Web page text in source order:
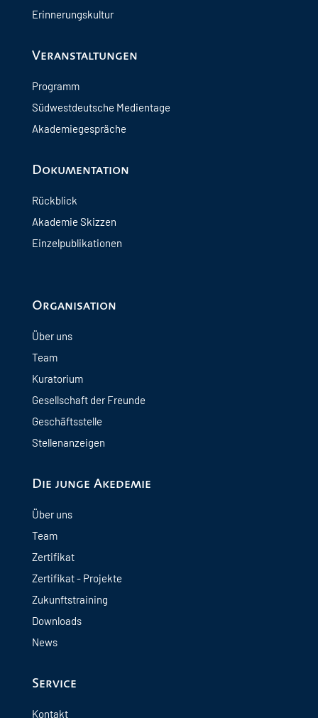
Erinnerungskultur
Veranstaltungen
Programm
Südwestdeutsche Medientage
Akademiegespräche
Dokumentation
Rückblick
Akademie Skizzen
Einzelpublikationen
Organisation
Über uns
Team
Kuratorium
Gesellschaft der Freunde
Geschäftsstelle
Stellenanzeigen
Die junge Akedemie
Über uns
Team
Zertifikat
Zertifikat - Projekte
Zukunftstraining
Downloads
News
Service
Kontakt